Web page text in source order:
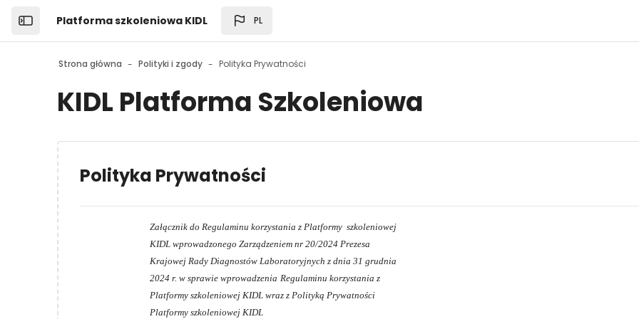
Open the sidebar
Platforma szkoleniowa KIDL PL
Strona główna Polityki i zgody Polityka Prywatności
KIDL Platforma Szkoleniowa
Polityka Prywatności
Załącznik do Regulaminu korzystania z Platformy szkoleniowej
KIDL wprowadzonego Zarządzeniem nr 20/2024 Prezesa
Krajowej Rady Diagnostów Laboratoryjnych z dnia 31 grudnia
2024 r. w sprawie wprowadzenia Regulaminu korzystania z
Platformy szkoleniowej KIDL wraz z Polityką Prywatności
Platformy szkoleniowej KIDL